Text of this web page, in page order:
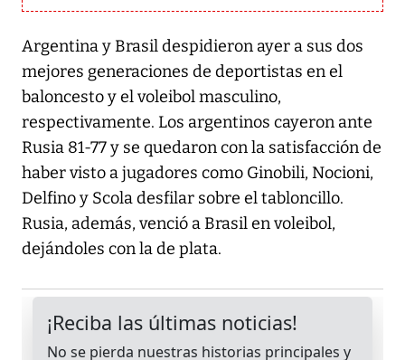
Argentina y Brasil despidieron ayer a sus dos
mejores generaciones de deportistas en el
baloncesto y el voleibol masculino,
respectivamente. Los argentinos cayeron ante
Rusia 81-77 y se quedaron con la satisfacción de
haber visto a jugadores como Ginobili, Nocioni,
Delfino y Scola desfilar sobre el tabloncillo.
Rusia, además, venció a Brasil en voleibol,
dejándoles con la de plata.